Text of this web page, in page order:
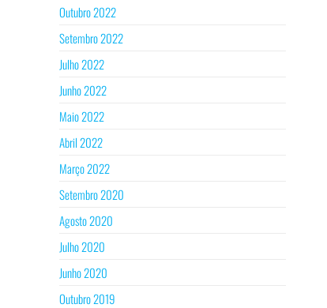
Outubro 2022
Setembro 2022
Julho 2022
Junho 2022
Maio 2022
Abril 2022
Março 2022
Setembro 2020
Agosto 2020
Julho 2020
Junho 2020
Outubro 2019